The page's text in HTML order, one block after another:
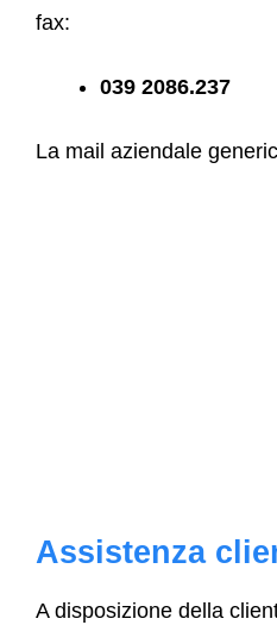
fax:
039 2086.237
La mail aziendale
Assistenza
A disposizione della